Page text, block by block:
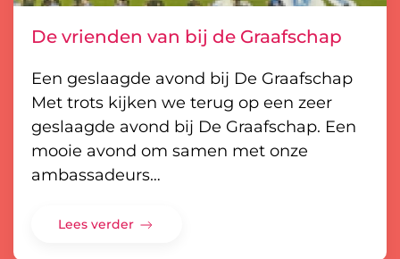
De vrienden van bij de Graafschap
Een geslaagde avond bij De Graafschap
Met trots kijken we terug op een zeer
geslaagde avond bij De Graafschap. Een
mooie avond om samen met onze
ambassadeurs…
Lees verder